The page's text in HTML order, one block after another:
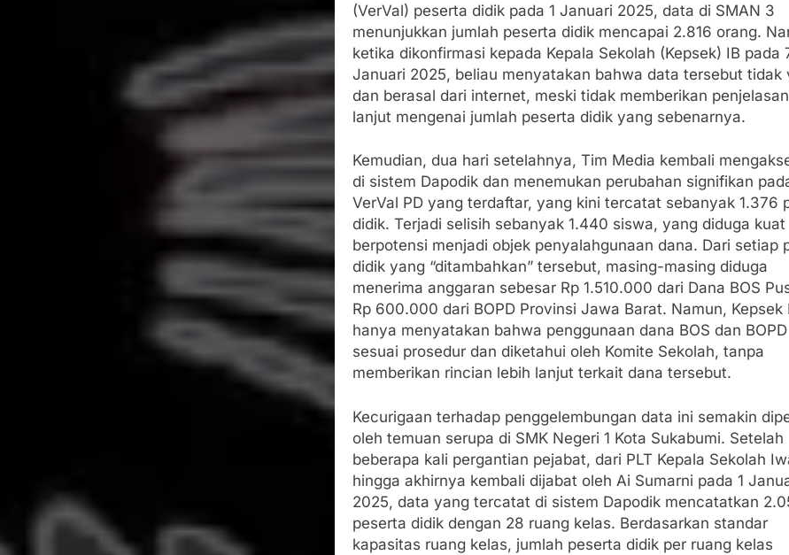
(VerVal) peserta didik pada 1 Januari 2025, data di SMAN 3
menunjukkan jumlah peserta didik mencapai 2.816 orang.
ketika dikonfirmasi kepada Kepala Sekolah (Kepsek) IB pada
Januari 2025, beliau menyatakan bahwa data tersebut tidak
dan berasal dari internet, meski tidak memberikan
lanjut mengenai jumlah peserta didik yang sebenarnya.
Kemudian, dua hari setelahnya, Tim Media kembali
di sistem Dapodik dan menemukan perubahan signifikan
VerVal PD yang terdaftar, yang kini tercatat sebanyak 1.376
didik. Terjadi selisih sebanyak 1.440 siswa, yang diduga kuat
berpotensi menjadi objek penyalahgunaan dana. Dari setiap
didik yang “ditambahkan” tersebut, masing-masing diduga
menerima anggaran sebesar Rp 1.510.000 dari Dana BOS
Rp 600.000 dari BOPD Provinsi Jawa Barat. Namun, Kepsek
hanya menyatakan bahwa penggunaan dana BOS dan
sesuai prosedur dan diketahui oleh Komite Sekolah, tanpa
memberikan rincian lebih lanjut terkait dana tersebut.
Kecurigaan terhadap penggelembungan data ini semakin
oleh temuan serupa di SMK Negeri 1 Kota Sukabumi. Setelah
beberapa kali pergantian pejabat, dari PLT Kepala Sekolah
hingga akhirnya kembali dijabat oleh Ai Sumarni pada 1
2025, data yang tercatat di sistem Dapodik mencatatkan
peserta didik dengan 28 ruang kelas. Berdasarkan standar
kapasitas ruang kelas, jumlah peserta didik per ruang kelas